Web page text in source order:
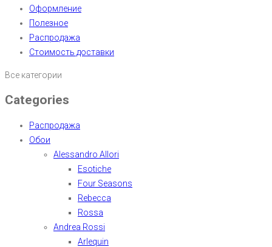
Оформление
Полезное
Распродажа
Стоимость доставки
Все категории
Categories
Распродажа
Обои
Alessandro Allori
Esotiche
Four Seasons
Rebecca
Rossa
Andrea Rossi
Arlequin